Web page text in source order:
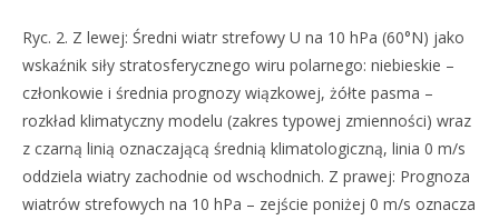
Ryc. 2. Z lewej: Średni wiatr strefowy U na 10 hPa (60°N) jako
wskaźnik siły stratosferycznego wiru polarnego: niebieskie –
członkowie i średnia prognozy wiązkowej, żółte pasma –
rozkład klimatyczny modelu (zakres typowej zmienności) wraz
z czarną linią oznaczającą średnią klimatologiczną, linia 0 m/s
oddziela wiatry zachodnie od wschodnich. Z prawej: Prognoza
wiatrów strefowych na 10 hPa – zejście poniżej 0 m/s oznacza